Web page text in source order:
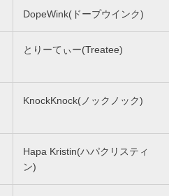
DopeWink(ドープウインク)
とりーてぃー(Treatee)
KnockKnock(ノックノック)
Hapa Kristin(ハパクリスティ
ン)